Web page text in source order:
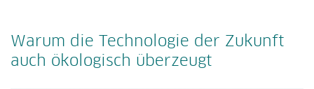
Warum die Technologie der Zukunft
auch ökologisch überzeugt